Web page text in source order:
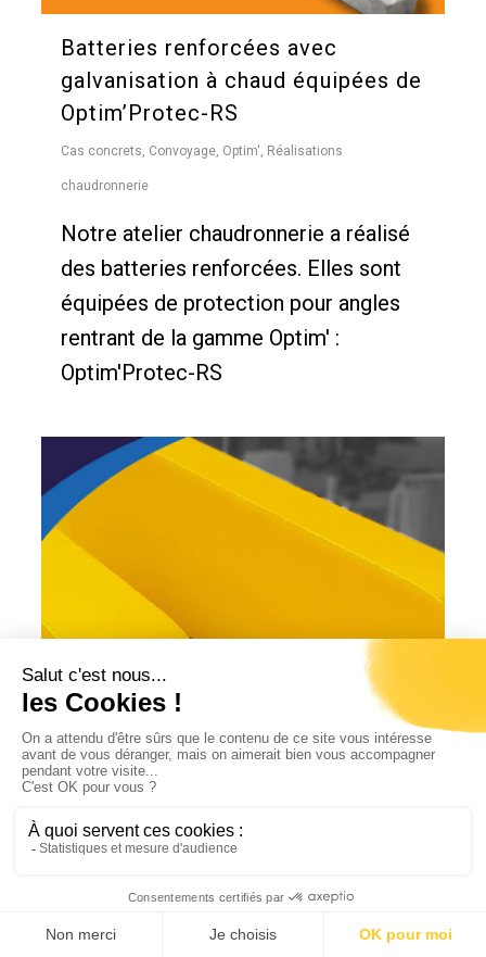
Batteries renforcées avec
galvanisation à chaud équipées de
Optim’Protec-RS
Cas concrets, Convoyage, Optim', Réalisations
chaudronnerie
Notre atelier chaudronnerie a réalisé
des batteries renforcées. Elles sont
équipées de protection pour angles
rentrant de la gamme Optim' :
Optim'Protec-RS
Réalisation de garants pour une
sécurisation
Cas concrets Electromécanique,Réalisations